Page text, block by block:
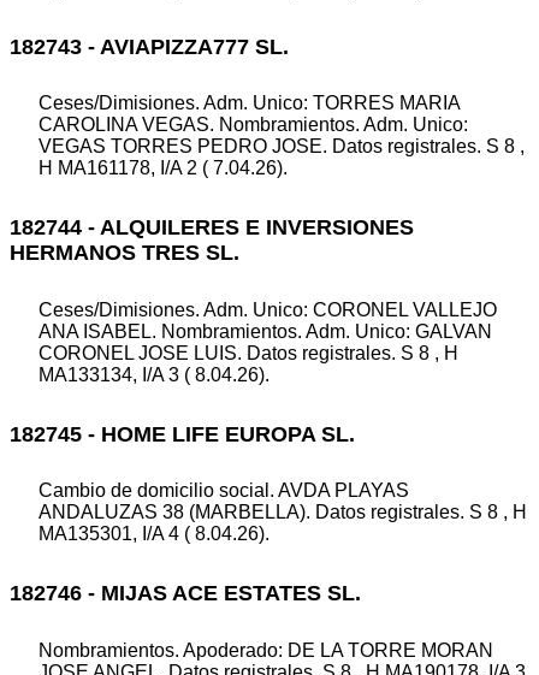
182743 - AVIAPIZZA777 SL.
Ceses/Dimisiones. Adm. Unico: TORRES MARIA
CAROLINA VEGAS. Nombramientos. Adm. Unico:
VEGAS TORRES PEDRO JOSE. Datos registrales. S 8 ,
H MA161178, I/A 2 ( 7.04.26).
182744 - ALQUILERES E INVERSIONES
HERMANOS TRES SL.
Ceses/Dimisiones. Adm. Unico: CORONEL VALLEJO
ANA ISABEL. Nombramientos. Adm. Unico: GALVAN
CORONEL JOSE LUIS. Datos registrales. S 8 , H
MA133134, I/A 3 ( 8.04.26).
182745 - HOME LIFE EUROPA SL.
Cambio de domicilio social. AVDA PLAYAS
ANDALUZAS 38 (MARBELLA). Datos registrales. S 8 , H
MA135301, I/A 4 ( 8.04.26).
182746 - MIJAS ACE ESTATES SL.
Nombramientos. Apoderado: DE LA TORRE MORAN